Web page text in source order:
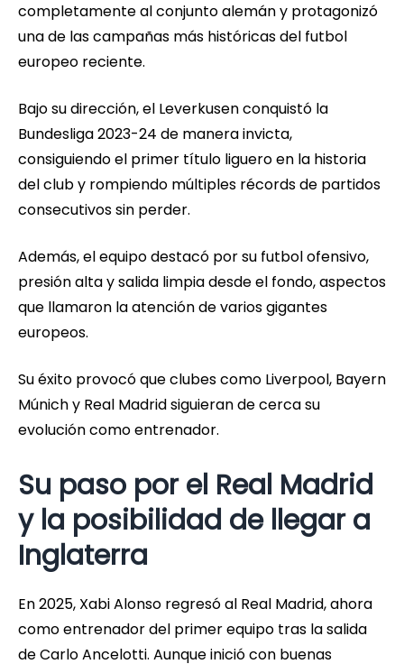
completamente al conjunto alemán y protagonizó
una de las campañas más históricas del futbol
europeo reciente.
Bajo su dirección, el Leverkusen conquistó la
Bundesliga 2023-24 de manera invicta,
consiguiendo el primer título liguero en la historia
del club y rompiendo múltiples récords de partidos
consecutivos sin perder.
Además, el equipo destacó por su futbol ofensivo,
presión alta y salida limpia desde el fondo, aspectos
que llamaron la atención de varios gigantes
europeos.
Su éxito provocó que clubes como Liverpool, Bayern
Múnich y Real Madrid siguieran de cerca su
evolución como entrenador.
Su paso por el Real Madrid
y la posibilidad de llegar a
Inglaterra
En 2025, Xabi Alonso regresó al Real Madrid, ahora
como entrenador del primer equipo tras la salida
de Carlo Ancelotti. Aunque inició con buenas